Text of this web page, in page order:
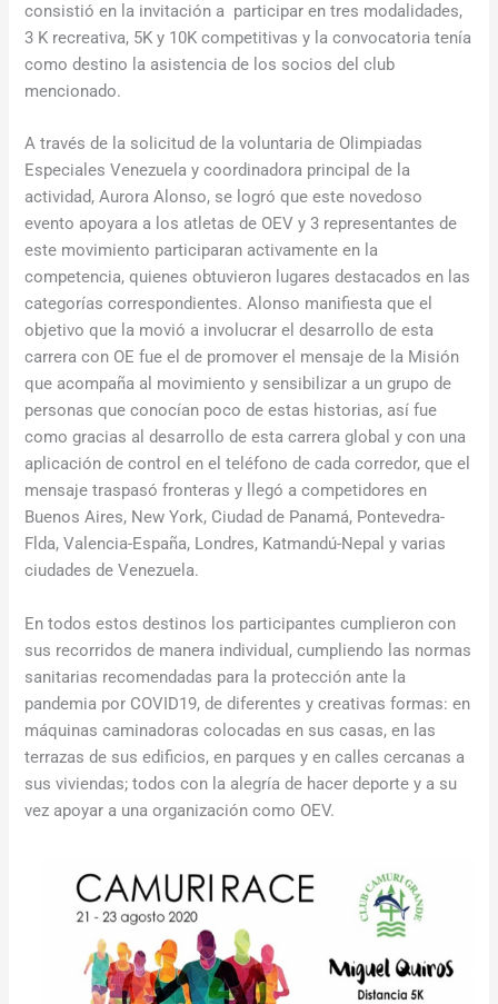
consistió en la invitación a participar en tres modalidades,
3 K recreativa, 5K y 10K competitivas y la convocatoria tenía
como destino la asistencia de los socios del club
mencionado.
A través de la solicitud de la voluntaria de Olimpiadas
Especiales Venezuela y coordinadora principal de la
actividad, Aurora Alonso, se logró que este novedoso
evento apoyara a los atletas de OEV y 3 representantes de
este movimiento participaran activamente en la
competencia, quienes obtuvieron lugares destacados en las
categorías correspondientes. Alonso manifiesta que el
objetivo que la movió a involucrar el desarrollo de esta
carrera con OE fue el de promover el mensaje de la Misión
que acompaña al movimiento y sensibilizar a un grupo de
personas que conocían poco de estas historias, así fue
como gracias al desarrollo de esta carrera global y con una
aplicación de control en el teléfono de cada corredor, que el
mensaje traspasó fronteras y llegó a competidores en
Buenos Aires, New York, Ciudad de Panamá, Pontevedra-
Flda, Valencia-España, Londres, Katmandú-Nepal y varias
ciudades de Venezuela.
En todos estos destinos los participantes cumplieron con
sus recorridos de manera individual, cumpliendo las normas
sanitarias recomendadas para la protección ante la
pandemia por COVID19, de diferentes y creativas formas: en
máquinas caminadoras colocadas en sus casas, en las
terrazas de sus edificios, en parques y en calles cercanas a
sus viviendas; todos con la alegría de hacer deporte y a su
vez apoyar a una organización como OEV.